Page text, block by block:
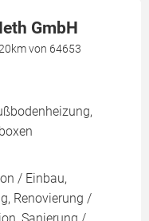
GmbH
von 64653
/ Einbau,
Renovierung /
Sanierung /